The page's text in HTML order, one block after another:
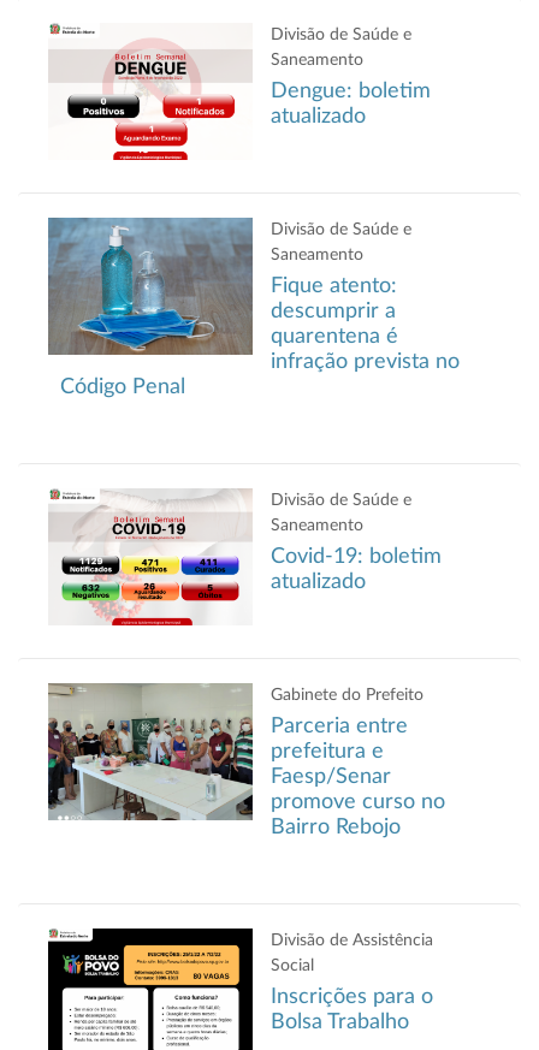
Divisão de Saúde e
Saneamento
Dengue: boletim
atualizado
Divisão de Saúde e
Saneamento
Fique atento:
descumprir a
quarentena é
infração prevista no
Código Penal
Divisão de Saúde e
Saneamento
Covid-19: boletim
atualizado
Gabinete do Prefeito
Parceria entre
prefeitura e
Faesp/Senar
promove curso no
Bairro Rebojo
Divisão de Assistência
Social
Inscrições para o
Bolsa Trabalho